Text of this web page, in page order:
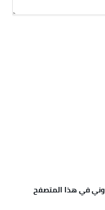
في هذا المتصفح